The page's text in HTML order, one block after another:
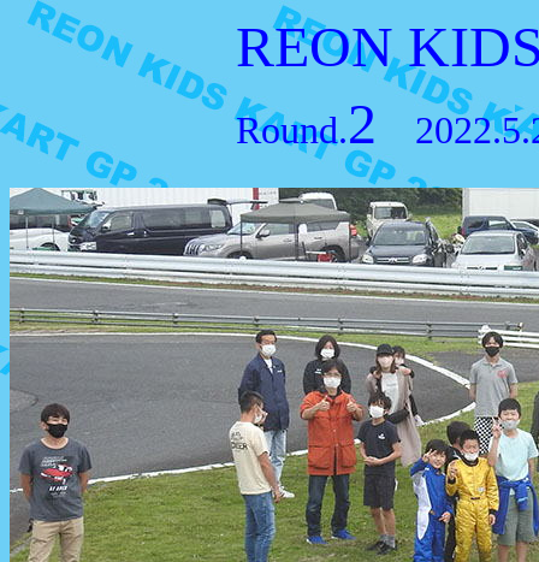
REON
Round.2